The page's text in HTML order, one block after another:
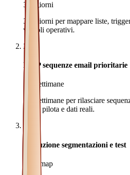
3-5 giorni
3-5 giorni per mappare liste,
vincoli operativi.
2
MVP sequenze email prioritarie
2-4 settimane
2-4 settimane per rilasciare
utenti pilota e dati reali.
Evoluzione segmentazioni e test
Roadmap